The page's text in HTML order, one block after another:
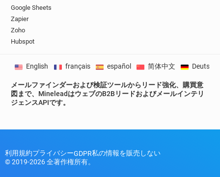
Google Sheets
Zapier
Zoho
Hubspot
メールファインダーおよび検証ツールからリード強化、購買意
図まで、MineleadはウェブのB2Bリードおよびメールインテリ
ジェンスAPIです。
English français español 简体中文 Deutsch
利用規約プライバシーGDPR私の情報を販売しない
© 2019-2026 全著作権所有。